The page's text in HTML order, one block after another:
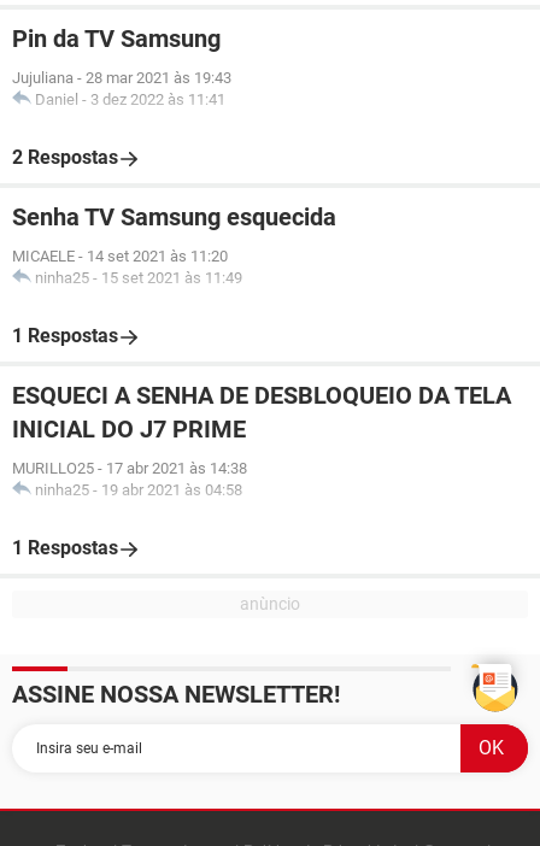
Pin da TV Samsung
Jujuliana - 28 mar 2021 às 19:43
Daniel - 3 dez 2022 às 11:41
2 Respostas
Senha TV Samsung esquecida
MICAELE - 14 set 2021 às 11:20
ninha25 - 15 set 2021 às 11:49
1 Respostas
ESQUECI A SENHA DE DESBLOQUEIO DA TELA
INICIAL DO J7 PRIME
MURILLO25 - 17 abr 2021 às 14:38
ninha25 - 19 abr 2021 às 04:58
1 Respostas
ASSINE NOSSA NEWSLETTER!